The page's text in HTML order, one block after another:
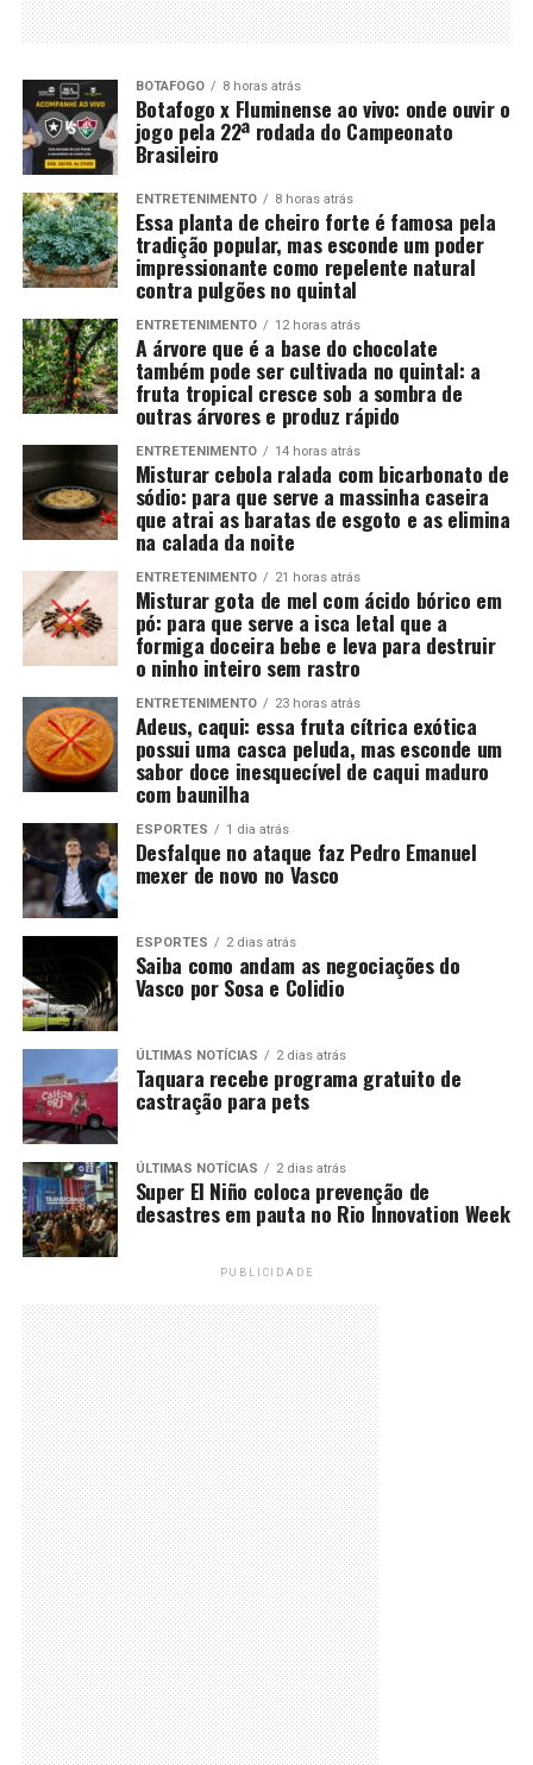
BOTAFOGO 8 horas atrás
Botafogo x Fluminense ao vivo: onde ouvir o
jogo pela 22ª rodada do Campeonato
Brasileiro
ENTRETENIMENTO 8 horas atrás
Essa planta de cheiro forte é famosa pela
tradição popular, mas esconde um poder
impressionante como repelente natural
contra pulgões no quintal
ENTRETENIMENTO 12 horas atrás
A árvore que é a base do chocolate
também pode ser cultivada no quintal: a
fruta tropical cresce sob a sombra de
outras árvores e produz rápido
ENTRETENIMENTO 14 horas atrás
Misturar cebola ralada com bicarbonato de
sódio: para que serve a massinha caseira
que atrai as baratas de esgoto e as elimina
na calada da noite
ENTRETENIMENTO 21 horas atrás
Misturar gota de mel com ácido bórico em
pó: para que serve a isca letal que a
formiga doceira bebe e leva para destruir
o ninho inteiro sem rastro
ENTRETENIMENTO 23 horas atrás
Adeus, caqui: essa fruta cítrica exótica
possui uma casca peluda, mas esconde um
sabor doce inesquecível de caqui maduro
com baunilha
ESPORTES 1 dia atrás
Desfalque no ataque faz Pedro Emanuel
mexer de novo no Vasco
ESPORTES 2 dias atrás
Saiba como andam as negociações do
Vasco por Sosa e Colidio
ÚLTIMAS NOTÍCIAS 2 dias atrás
Taquara recebe programa gratuito de
castração para pets
ÚLTIMAS NOTÍCIAS 2 dias atrás
Super El Niño coloca prevenção de
desastres em pauta no Rio Innovation Week
PUBLICIDADE